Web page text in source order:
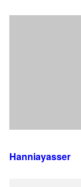
Hanniayasser